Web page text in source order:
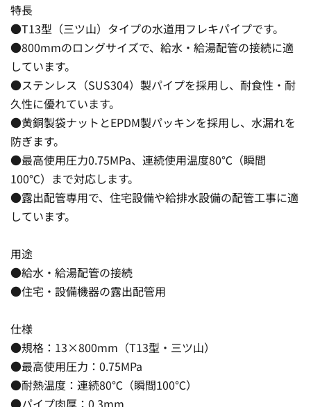
特長
●T13型（三ツ山）タイプの水道用フレキパイプです。
●800mmのロングサイズで、給水・給湯配管の接続に適
しています。
●ステンレス（SUS304）製パイプを採用し、耐食性・耐
久性に優れています。
●黄銅製袋ナットとEPDM製パッキンを採用し、水漏れを
防ぎます。
●最高使用圧力0.75MPa、連続使用温度80℃（瞬間
100℃）まで対応します。
●露出配管専用で、住宅設備や給排水設備の配管工事に適
しています。
用途
●給水・給湯配管の接続
●住宅・設備機器の露出配管用
仕様
●規格：13×800mm（T13型・三ツ山）
●最高使用圧力：0.75MPa
●耐熱温度：連続80℃（瞬間100℃）
●パイプ肉厚：0.3mm